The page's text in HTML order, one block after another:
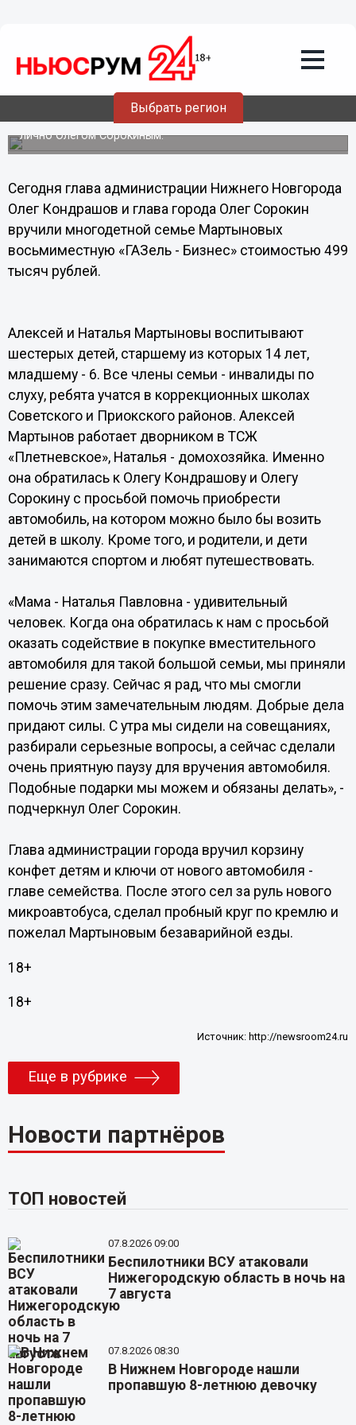
Выбрать регион
Нижегородской многодетной семье
подарили "Газель"
Средства на микроавтобус были совместно собраны
семьей, выделены из бюджета города и предоставлены
лично Олегом Сорокиным.
Сегодня глава администрации Нижнего Новгорода
Олег Кондрашов и глава города Олег Сорокин
вручили многодетной семье Мартыновых
восьмиместную «ГАЗель - Бизнес» стоимостью 499
тысяч рублей.
Алексей и Наталья Мартыновы воспитывают
шестерых детей, старшему из которых 14 лет,
младшему - 6. Все члены семьи - инвалиды по
слуху, ребята учатся в коррекционных школах
Советского и Приокского районов. Алексей
Мартынов работает дворником в ТСЖ
«Плетневское», Наталья - домохозяйка. Именно
она обратилась к Олегу Кондрашову и Олегу
Сорокину с просьбой помочь приобрести
автомобиль, на котором можно было бы возить
детей в школу. Кроме того, и родители, и дети
занимаются спортом и любят путешествовать.
«Мама - Наталья Павловна - удивительный
человек. Когда она обратилась к нам с просьбой
оказать содействие в покупке вместительного
автомобиля для такой большой семьи, мы приняли
решение сразу. Сейчас я рад, что мы смогли
помочь этим замечательным людям. Добрые дела
придают силы. С утра мы сидели на совещаниях,
разбирали серьезные вопросы, а сейчас сделали
очень приятную паузу для вручения автомобиля.
Подобные подарки мы можем и обязаны делать», -
подчеркнул Олег Сорокин.
Глава администрации города вручил корзину
конфет детям и ключи от нового автомобиля -
главе семейства. После этого сел за руль нового
микроавтобуса, сделал пробный круг по кремлю и
пожелал Мартыновым безаварийной езды.
18+
18+
Источник: http://newsroom24.ru
Еще в рубрике
Новости партнёров
ТОП новостей
07.8.2026 09:00
Беспилотники ВСУ атаковали
Нижегородскую область в ночь на
7 августа
07.8.2026 08:30
В Нижнем Новгороде нашли
пропавшую 8-летнюю девочку